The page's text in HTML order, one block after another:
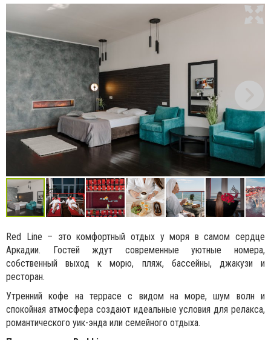
Red Line – это комфортный отдых у моря в самом сердце
Аркадии. Гостей ждут современные уютные номера,
собственный выход к морю, пляж, бассейны, джакузи и
ресторан.
Утренний кофе на террасе с видом на море, шум волн и
спокойная атмосфера создают идеальные условия для релакса,
романтического уик-энда или семейного отдыха.